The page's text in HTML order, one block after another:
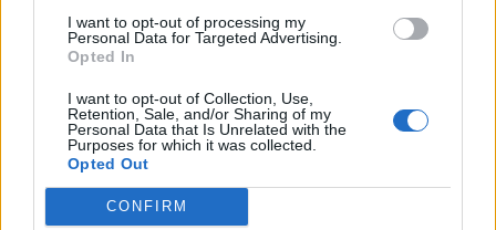
I want to opt-out of processing my
Personal Data for Targeted Advertising.
Opted In
I want to opt-out of Collection, Use,
Retention, Sale, and/or Sharing of my
Personal Data that Is Unrelated with the
Purposes for which it was collected.
Opted Out
CONFIRM
afirma a professora Rita Azevedo.
Artigo anterior
Mondim de Basto: Secretário de
Estado do Turismo inaugura
reabilitação da Capela do Senhor
Próximo artigo
Celebra-se hoje o dia da Assunção